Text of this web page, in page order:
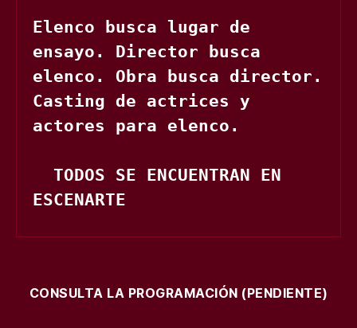
Elenco busca lugar de
ensayo. Director busca
elenco. Obra busca director.
Casting de actrices y
actores para elenco.
ESCENARTE
CONSULTA LA PROGRAMACIÓN (PENDIENTE)